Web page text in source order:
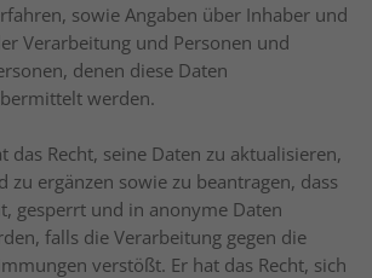
sowie Angaben über Inhaber und
Verarbeitung und Personen und
denen diese Daten
werden.
das Recht, seine Daten zu aktualisieren,
zu ergänzen sowie zu beantragen, dass
gesperrt und in anonyme Daten
falls die Verarbeitung gegen die
verstößt. Er hat das Recht, sich